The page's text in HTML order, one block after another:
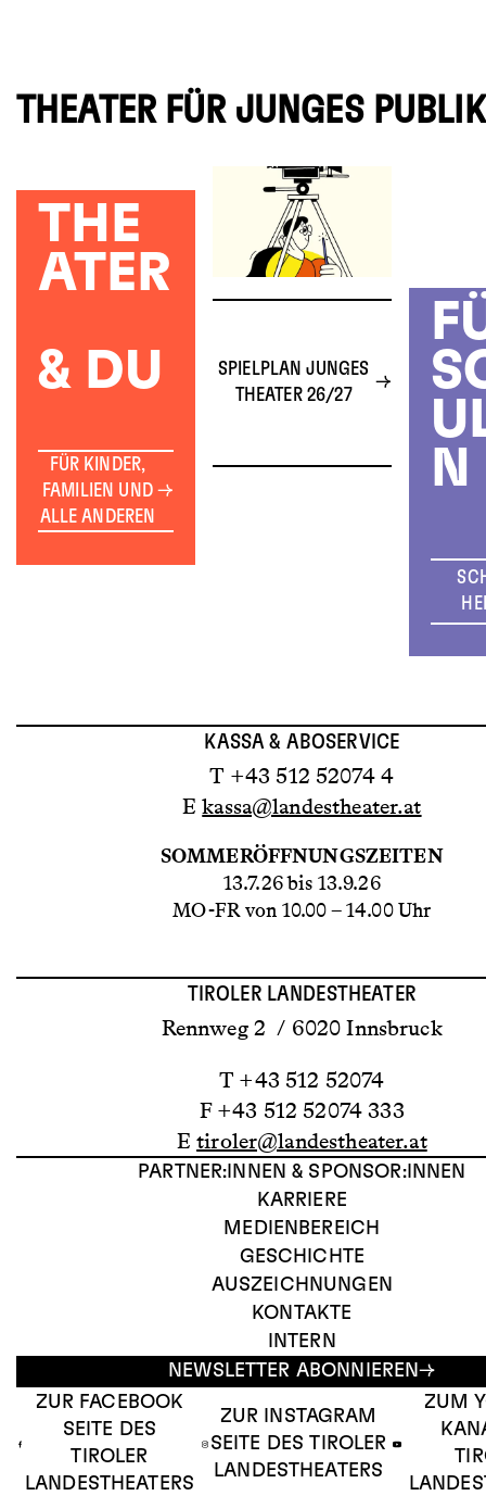
THEATER FÜR JUNGES
THE
ATER
& DU
FÜR KINDER,
FAMILIEN UND
ALLE ANDEREN
SPIELPLAN JUNGES
THEATER 26/27
N
KASSA & ABOSERVICE
T +43 512 52074 4
Ekassa@landestheater.at
SOMMERÖFFNUNGSZEITEN
13.7.26 bis 13.9.26
MO-FR von 10.00 – 14.00 Uhr
TIROLER LANDESTHEATER
Rennweg 2 / 6020 Innsbruck
T +43 512 52074
F +43 512 52074 333
Etiroler@landestheater.at
PARTNER:INNEN & SPONSOR:INNEN
KARRIERE
MEDIENBEREICH
GESCHICHTE
AUSZEICHNUNGEN
KONTAKTE
INTERN
NEWSLETTER ABONNIEREN
ZUR FACEBOOK
SEITE DES
TIROLER
LANDESTHEATERS
ZUR INSTAGRAM
SEITE DES TIROLER
LANDESTHEATERS
ZUM